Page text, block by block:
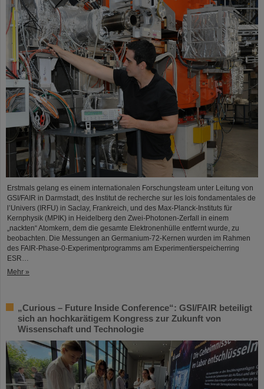
Erstmals gelang es einem internationalen Forschungsteam unter Leitung von
GSI/FAIR in Darmstadt, des Institut de recherche sur les lois fondamentales de
l’Univers (IRFU) in Saclay, Frankreich, und des Max-Planck-Instituts für
Kernphysik (MPIK) in Heidelberg den Zwei-Photonen-Zerfall in einem
„nackten“ Atomkern, dem die gesamte Elektronenhülle entfernt wurde, zu
beobachten. Die Messungen an Germanium-72-Kernen wurden im Rahmen
des FAIR-Phase-0-Experimentprogramms am Experimentierspeicherring
ESR…
Mehr »
„Curious – Future Inside Conference“: GSI/FAIR beteiligt
sich an hochkarätigem Kongress zur Zukunft von
Wissenschaft und Technologie